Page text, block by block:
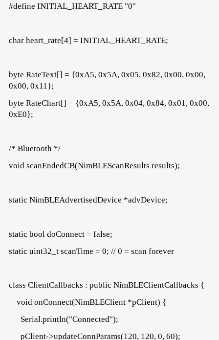
#define INITIAL_HEART_RATE "0"
char heart_rate[4] = INITIAL_HEART_RATE;
byte RateText[] = {0xA5, 0x5A, 0x05, 0x82, 0x00, 0x00,
0x00, 0x11};
byte RateChart[] = {0xA5, 0x5A, 0x04, 0x84, 0x01, 0x00,
0xE0};
/* Bluetooth */
void scanEndedCB(NimBLEScanResults results);
static NimBLEAdvertisedDevice *advDevice;
static bool doConnect = false;
static uint32_t scanTime = 0; // 0 = scan forever
class ClientCallbacks : public NimBLEClientCallbacks {
void onConnect(NimBLEClient *pClient) {
Serial.println("Connected");
pClient->updateConnParams(120, 120, 0, 60);